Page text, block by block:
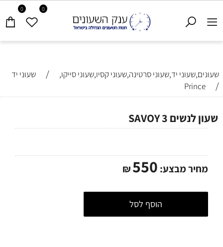
0 0
שעונים,שעוני יד,שעוני סרטינה,שעוני קסיו,שעוני סייקו, / שעוני יד
/
Prince
שעון לנשים SAVOY 3
מחיר מבצע: ₪550
הוסף לסל